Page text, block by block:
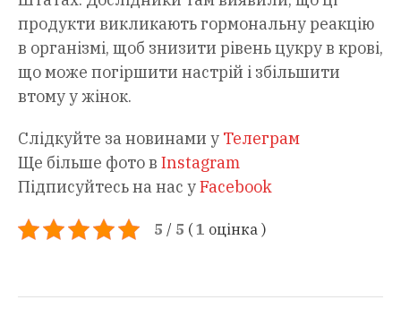
продукти викликають гормональну реакцію
в організмі, щоб знизити рівень цукру в крові,
що може погіршити настрій і збільшити
втому у жінок.
Слідкуйте за новинами у Телеграм
Ще більше фото в Instagram
Підписуйтесь на нас уFacebook
5 / 5 (1 оцінка )